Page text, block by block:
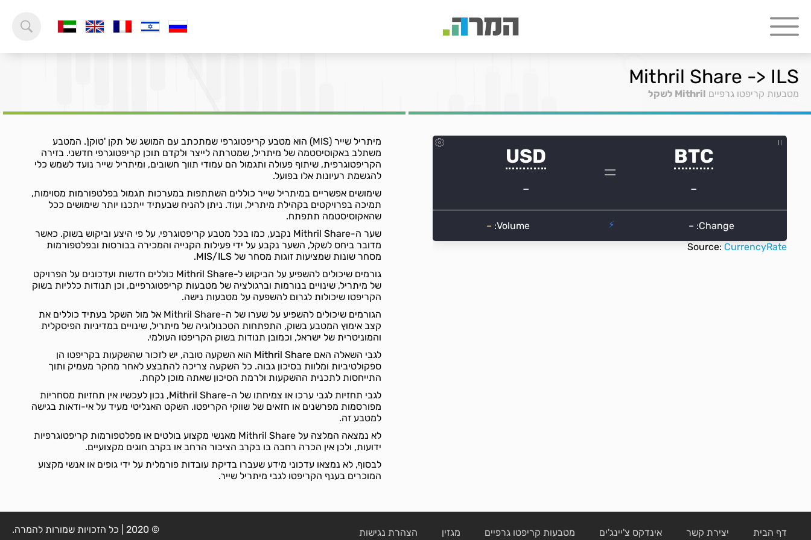
Mithril Share -> ILS
מטבעות קריפטו גרפיים Mithril לשקל
Source: CurrencyRate
מיתריל שייר (MIS) הוא מטבע קריפטוגרפי שמתכתב עם המושג של תקן 'טוקן'. המטבע
משתלב באקוסיסטמה של מיתריל, שמטרתה לייצר ולקדם תוכן קריפטוגרפי חדשני. בזירה
הקריפטוגרפית, שיתוף פעולה ותגמול הם עמודי תווך חשובים, ומיתריל שייר נועד לשמש כלי
להגשמת רעיונות אלו בפועל.
שימושים אפשריים במיתריל שייר כוללים השתתפות במערכות תגמול בפלטפורמות מסוימות,
תמיכה בפרויקטים בקהילת מיתריל, ועוד. ניתן להניח שבעתיד ייתכנו יותר שימושים ככל
שהאקוסיסטמה תתפתח.
שער ה-Mithril Share נקבע, כמו בכל מטבע קריפטוגרפי, על פי היצע וביקוש בשוק. כאשר
מדובר ביחס לשקל, השער נקבע על ידי פעילות הקנייה והמכירה בבורסות ובפלטפורמות
מסחר שונות שמציעות זוגות מסחר של MIS/ILS.
גורמים שיכולים להשפיע על הביקוש ל-Mithril Share כוללים חדשות ועדכונים על הפרויקט
של מיתריל, שינויים בנורמות וברגולציה של מטבעות קריפטוגרפיים, וכן תנודות כלליות בשוק
הקריפטו שיכולות לגרום להשפעה על מטבעות נישה.
הגורמים שיכולים להשפיע על שערו של ה-Mithril Share אל מול השקל בעתיד כוללים את
קצב אימוץ המטבע בשוק, התפתחות הטכנולוגיה של מיתריל, שינויים במדיניות הפיסקלית
והמוניטרית של ישראל, וכמובן תנודות בשוק הקריפטו העולמי.
לגבי השאלה האם Mithril Share הוא השקעה טובה, יש לזכור שהשקעות בקריפטו הן
ספקולטיביות ומלוות בסיכון גבוה. כל השקעה צריכה להתבצע לאחר מחקר מעמיק ותוך
התייחסות לתכנית ההשקעות ולרמת הסיכון שאתה מוכן לקחת.
לגבי תחזיות לגבי ערכו או צמיחתו של ה-Mithril Share, נכון לעכשיו אין תחזיות מסחריות
מפורסמות מפרשנים או חזאים של שווקי הקריפטו. השקט האנליטי מעיד על אי-ודאות בגישה
למטבע זה.
לא נמצאה המלצה על Mithril Share מאנשי מקצוע בולטים או מפלטפורמות קריפטוגרפיות
ידועות, ולכן אין הכרה רחבה בו בקרב הציבור הרחב או בקרב חוגים מקצועיים.
לבסוף, לא נמצאו עדכוני מידע שעברו בדיקת עובדות פורמלית על ידי גופים או אנשי מקצוע
המוכרים בענף הקריפטו לגבי מיתריל שייר.
דף הבית יצירת קשר אינדקס צ'יינג'ים מטבעות קריפטו גרפיים מגזין הצהרת נגישות © 2020 | כל הזכויות שמורות להמרה.